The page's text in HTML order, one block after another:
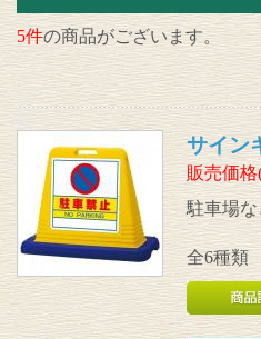
5件の商品がございます。
サイン
販売価格
駐車場
全6種類